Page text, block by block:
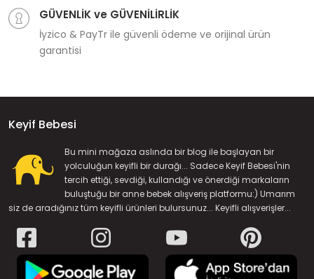
GÜVENLİK ve GÜVENİLİRLİK
İyzico & PayTr ile güvenli ödeme ve orijinal ürün
garantisi
Keyif Bebesi
Bu mini mağaza aslında bir blog ile başlayan bir
yolculuğun keyifli bir durağı... Sadece Keyif Bebesi'nin
tercih ettiği, sevdiği, kullandığı ve önerdiği markaların
buluştuğu bir anne bebek alışveriş platformu:) Umarım
siz de aradığınız tüm keyifli ürünleri bulursunuz... Keyifli alışverişler...